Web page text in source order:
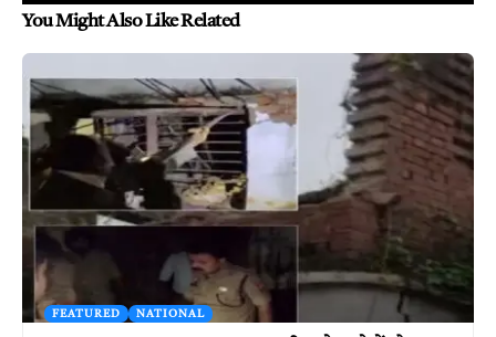
You Might Also Like Related
FEATURED NATIONAL